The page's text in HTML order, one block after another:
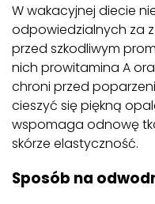
W wakacyjnej diecie
odpowiedzialnych za
przed szkodliwym
nich prowitamina A
chroni przed
cieszyć się piękną
wspomaga odnowę
skórze elastyczność.
Sposób na